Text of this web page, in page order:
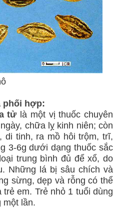
phối hợp:
tử là một vị thuốc chuyên
chữa lỵ kinh niên; còn
di tinh, ra mồ hôi trộm, trĩ,
3-6g dưới dạng thuốc sắc
trung bình đủ để xổ, do
Những lá bị sâu chích và
sừng, dẹp và rỗng có thể
em. Trẻ nhỏ 1 tuổi dùng
một lần.